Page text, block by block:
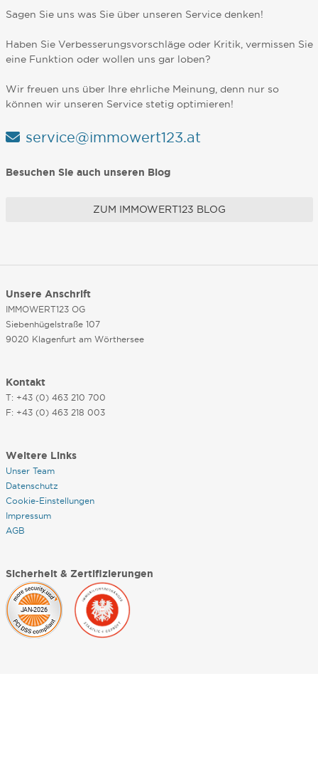
Sagen Sie uns was Sie über unseren Service denken!
Haben Sie Verbesserungsvorschläge oder Kritik, vermissen Sie
eine Funktion oder wollen uns gar loben?
Wir freuen uns über Ihre ehrliche Meinung, denn nur so
können wir unseren Service stetig optimieren!
service@immowert123.at
Besuchen Sie auch unseren Blog
ZUM IMMOWERT123 BLOG
Unsere Anschrift
IMMOWERT123 OG
Siebenhügelstraße 107
9020 Klagenfurt am Wörthersee
Kontakt
T: +43 (0) 463 210 700
F: +43 (0) 463 218 003
Weitere Links
Unser Team
Datenschutz
Cookie-Einstellungen
Impressum
AGB
Sicherheit & Zertifizierungen